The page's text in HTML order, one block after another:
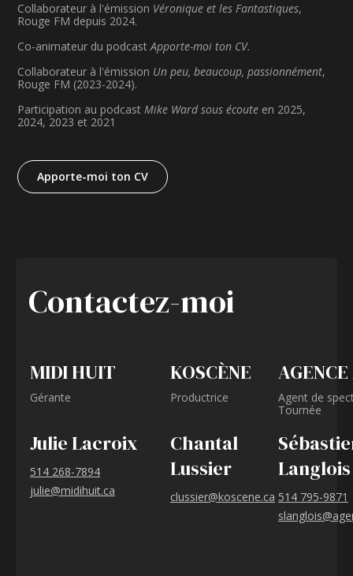
Collaborateur à l'émission Véronique et les Fantastiques,
Rouge FM depuis 2024.
Co-animateur du podcastApporte-moi ton CV.
Collaborateur à l'émission Un peu, beaucoup, passionnément,
Rouge FM (2023-2024).
Participation au podcast Mike Ward sous écoute en 2025,
2024, 2023 et 2021
Apporte-moi ton CV
Contactez-moi
MIDI HUIT
Gérante
Julie Lacroix
514 268-7894
julie@midihuit.ca
KOSCÈNE
Productrice
Chantal
Lussier
clussier@koscene.ca
Agent de
Tournée
Langlois
514 795-9871